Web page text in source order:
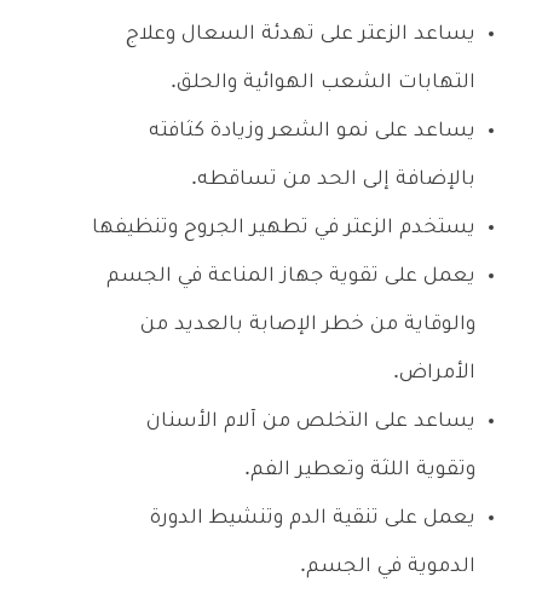
يساعد الزعتر على تهدئة السعال وعلاج
التهابات الشعب الهوائية والحلق.
يساعد على نمو الشعر وزيادة كثافته
بالإضافة إلى الحد من تساقطه.
يستخدم الزعتر في تطهير الجروح وتنظيفها
يعمل على تقوية جهاز المناعة في الجسم
والوقاية من خطر الإصابة بالعديد من
الأمراض.
يساعد على التخلص من آلام الأسنان
وتقوية اللثة وتعطير الفم.
يعمل على تنقية الدم وتنشيط الدورة
الدموية في الجسم.